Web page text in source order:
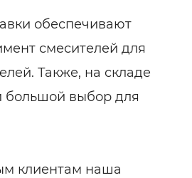
обеспечивают
смесителей для
Также, на складе
большой выбор для
клиентам наша